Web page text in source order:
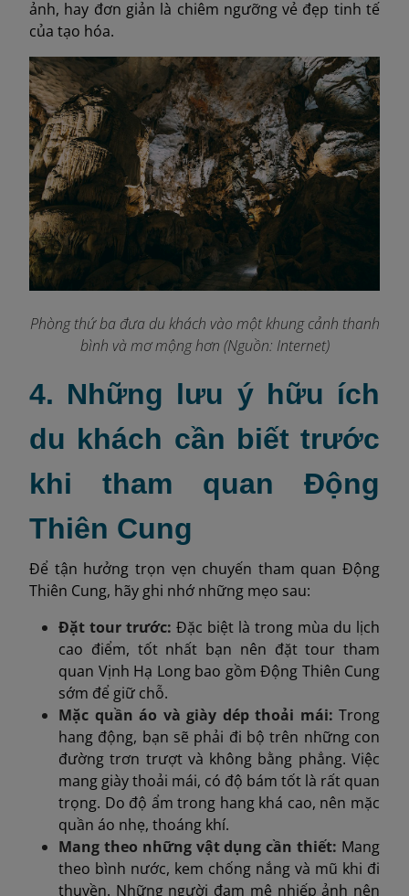
ảnh, hay đơn giản là chiêm ngưỡng vẻ đẹp tinh tế
của tạo hóa.
Phòng thứ ba đưa du khách vào một khung cảnh thanh
bình và mơ mộng hơn (Nguồn: Internet)
4. Những lưu ý hữu ích
du khách cần biết trước
khi tham quan Động
Thiên Cung
Để tận hưởng trọn vẹn chuyến tham quan Động
Thiên Cung, hãy ghi nhớ những mẹo sau:
Đặt tour trước: Đặc biệt là trong mùa du lịch
cao điểm, tốt nhất bạn nên đặt tour tham
quan Vịnh Hạ Long bao gồm Động Thiên Cung
sớm để giữ chỗ.
Mặc quần áo và giày dép thoải mái: Trong
hang động, bạn sẽ phải đi bộ trên những con
đường trơn trượt và không bằng phẳng. Việc
mang giày thoải mái, có độ bám tốt là rất quan
trọng. Do độ ẩm trong hang khá cao, nên mặc
quần áo nhẹ, thoáng khí.
Mang theo những vật dụng cần thiết: Mang
theo bình nước, kem chống nắng và mũ khi đi
thuyền. Những người đam mê nhiếp ảnh nên